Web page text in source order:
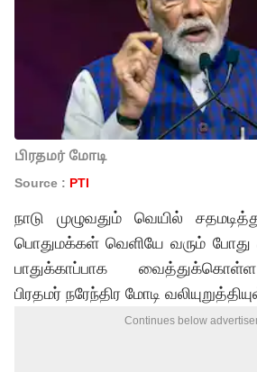
பிரதமர் மோடி
Source : PTI
நாடு முழுவதும் வெயில்
பொதுமக்கள் வெளியே வரும்
பாதுக்காப்பாக
பிரதமர் நரேந்திர மோடி
Continues below